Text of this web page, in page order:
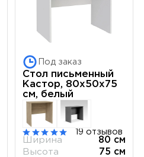
Под заказ
Стол письменный
Кастор, 80х50х75
см, белый
19 отзывов
Ширина
80 см
Высота
75 см